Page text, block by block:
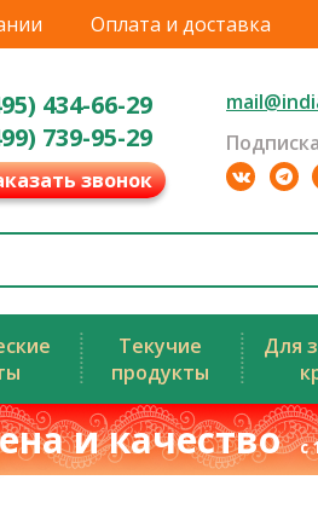
Оплата и доставка
434-66-29
739-95-29
звонок
Текучие
продукты
Для
и качествос